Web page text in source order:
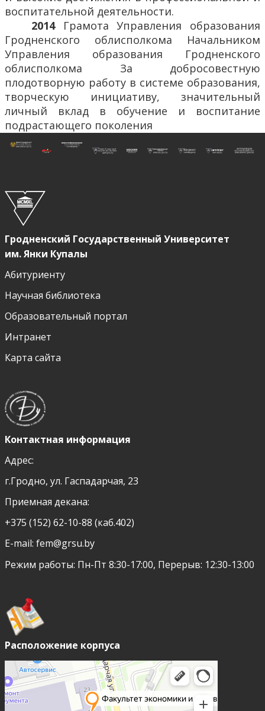
воспитательной деятельности.
2014 Грамота Управления образования
Гродненского облисполкома Начальником
Управления образования Гродненского
облисполкома За добросовестную
плодотворную работу в системе образования,
творческую инициативу, значительный
личный вклад в обучение и воспитание
подрастающего поколения
Гродненский Государственный Университет
им. Янки Купалы
Абитуриенту
Научная библиотека
Образовательный портал
Интранет
Карта сайта
Контактная информация
Адрес:
г.Гродно, ул. Гаспадарчая, 23
Приемная декана:
+375 (152) 62-10-88 (каб.402)
E-mail: fem@grsu.by
Режим работы: Пн-Пт 8:30-17:00, Перерыв: 12:30-13:00
Расположение корпуса